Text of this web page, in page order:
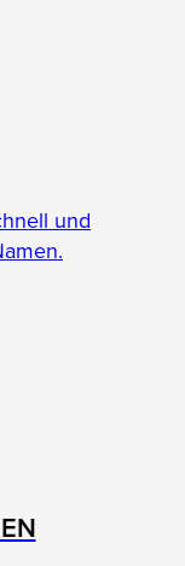
und